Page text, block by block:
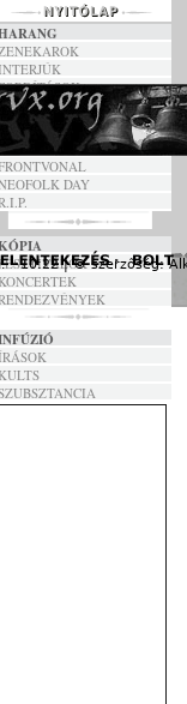
- 10:22 | © szerzőség:
DAY
KONCERTEK
KULTS